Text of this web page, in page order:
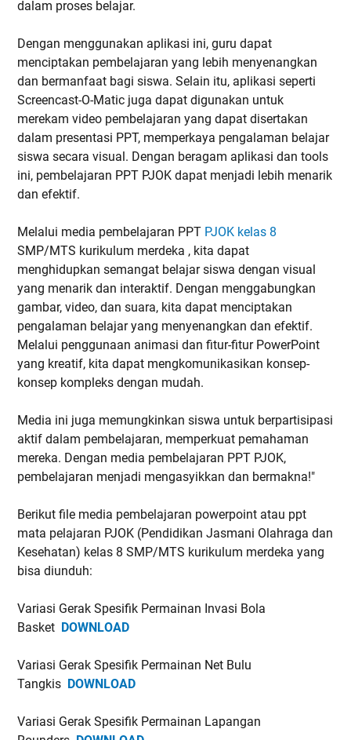
dalam proses belajar.
Dengan menggunakan aplikasi ini, guru dapat
menciptakan pembelajaran yang lebih menyenangkan
dan bermanfaat bagi siswa. Selain itu, aplikasi seperti
Screencast-O-Matic juga dapat digunakan untuk
merekam video pembelajaran yang dapat disertakan
dalam presentasi PPT, memperkaya pengalaman belajar
siswa secara visual. Dengan beragam aplikasi dan tools
ini, pembelajaran PPT PJOK dapat menjadi lebih menarik
dan efektif.
Melalui media pembelajaran PPT PJOK kelas 8
SMP/MTS kurikulum merdeka , kita dapat
menghidupkan semangat belajar siswa dengan visual
yang menarik dan interaktif. Dengan menggabungkan
gambar, video, dan suara, kita dapat menciptakan
pengalaman belajar yang menyenangkan dan efektif.
Melalui penggunaan animasi dan fitur-fitur PowerPoint
yang kreatif, kita dapat mengkomunikasikan konsep-
konsep kompleks dengan mudah.
Media ini juga memungkinkan siswa untuk berpartisipasi
aktif dalam pembelajaran, memperkuat pemahaman
mereka. Dengan media pembelajaran PPT PJOK,
pembelajaran menjadi mengasyikkan dan bermakna!"
Berikut file media pembelajaran powerpoint atau ppt
mata pelajaran PJOK (Pendidikan Jasmani Olahraga dan
Kesehatan) kelas 8 SMP/MTS kurikulum merdeka yang
bisa diunduh:
Variasi Gerak Spesifik Permainan Invasi Bola
Basket DOWNLOAD
Variasi Gerak Spesifik Permainan Net Bulu
Tangkis DOWNLOAD
Variasi Gerak Spesifik Permainan Lapangan